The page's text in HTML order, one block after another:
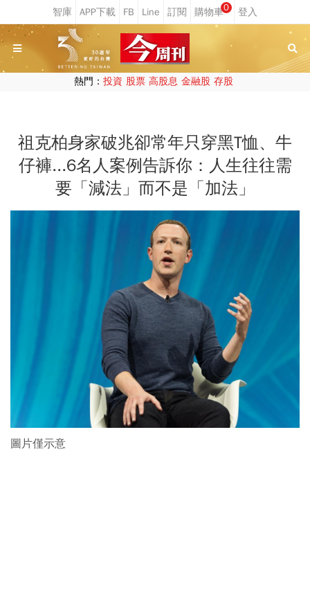
0
熱門： 投資 股票 高股息 金融股 存股
祖克柏身家破兆卻常年只穿黑T恤、牛
仔褲...6名人案例告訴你：人生往往需
要「減法」而不是「加法」
圖片僅示意